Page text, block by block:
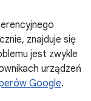
znajduje się
jest zwykle
urządzeń
Google.